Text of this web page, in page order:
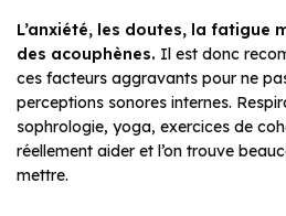
L’anxiété, les doutes, la fatigue
des acouphènes. Il est donc
ces facteurs aggravants pour ne
perceptions sonores internes.
sophrologie, yoga, exercices de
réellement aider et l’on trouve
mettre.